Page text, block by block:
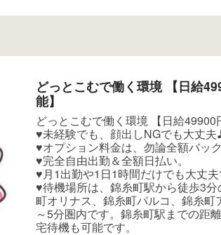
どっとこむで働く環境 【日給
能】
どっとこむで働く環境 【日給49900
♥未経験でも、顔出しNGでも大丈夫
♥オプション料金は、勿論全額バック
♥完全自由出勤＆全額日払い。
♥月1出勤や1日1時間だけでも大丈夫
♥待機場所は、錦糸町駅から徒歩3
町オリナス、錦糸町パルコ、錦糸町
～5分圏内です。錦糸町駅までの距
宅待機も可能です。